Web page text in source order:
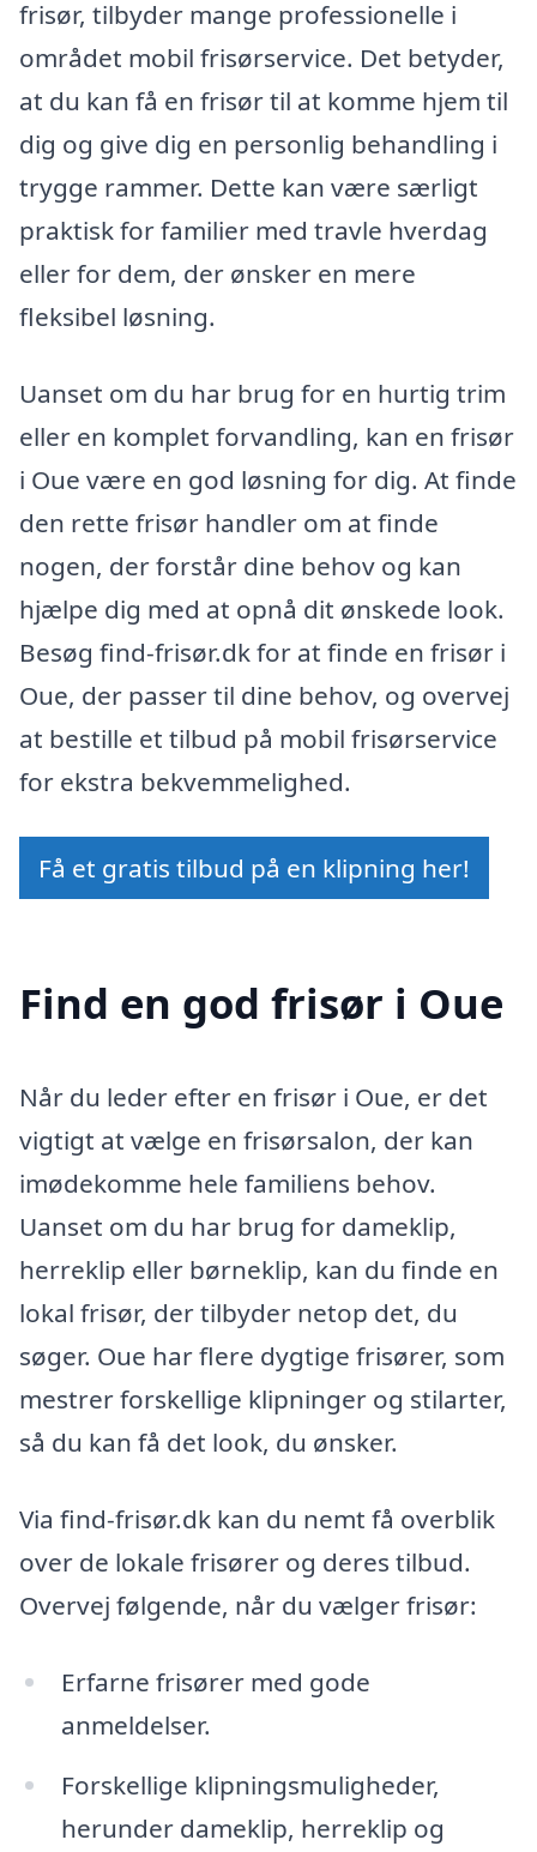
frisør, tilbyder mange professionelle i
området mobil frisørservice. Det betyder,
at du kan få en frisør til at komme hjem til
dig og give dig en personlig behandling i
trygge rammer. Dette kan være særligt
praktisk for familier med travle hverdag
eller for dem, der ønsker en mere
fleksibel løsning.
Uanset om du har brug for en hurtig trim
eller en komplet forvandling, kan en frisør
i Oue være en god løsning for dig. At finde
den rette frisør handler om at finde
nogen, der forstår dine behov og kan
hjælpe dig med at opnå dit ønskede look.
Besøg find-frisør.dk for at finde en frisør i
Oue, der passer til dine behov, og overvej
at bestille et tilbud på mobil frisørservice
for ekstra bekvemmelighed.
Få et gratis tilbud på en klipning her!
Find en god frisør i Oue
Når du leder efter en frisør i Oue, er det
vigtigt at vælge en frisørsalon, der kan
imødekomme hele familiens behov.
Uanset om du har brug for dameklip,
herreklip eller børneklip, kan du finde en
lokal frisør, der tilbyder netop det, du
søger. Oue har flere dygtige frisører, som
mestrer forskellige klipninger og stilarter,
så du kan få det look, du ønsker.
Via find-frisør.dk kan du nemt få overblik
over de lokale frisører og deres tilbud.
Overvej følgende, når du vælger frisør:
Erfarne frisører med gode
anmeldelser.
Forskellige klipningsmuligheder,
herunder dameklip, herreklip og